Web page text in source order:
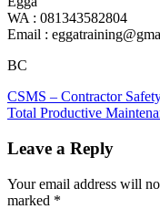
WA : 081343582804
Email :
BC
Pelatihan
Purchasing
Supplier
Purchasing
And
Supplier
Post
navigation
Previous
Post:
CSMS – Contractor
Next
Total Productive
Leave a Reply
Your email address will
marked *